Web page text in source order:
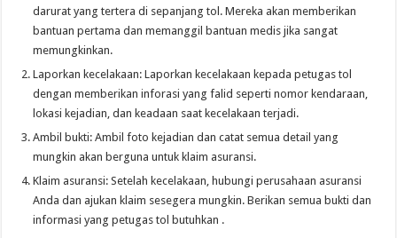
darurat yang tertera di sepanjang tol. Mereka akan memberikan
bantuan pertama dan memanggil bantuan medis jika sangat
memungkinkan.
Laporkan kecelakaan: Laporkan kecelakaan kepada petugas tol
dengan memberikan inforasi yang falid seperti nomor kendaraan,
lokasi kejadian, dan keadaan saat kecelakaan terjadi.
Ambil bukti: Ambil foto kejadian dan catat semua detail yang
mungkin akan berguna untuk klaim asuransi.
Klaim asuransi: Setelah kecelakaan, hubungi perusahaan asuransi
Anda dan ajukan klaim sesegera mungkin. Berikan semua bukti dan
informasi yang petugas tol butuhkan .